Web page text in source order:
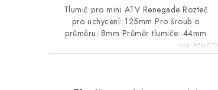
Tlumič pro mini ATV Renegade Rozteč
pro uchycení: 125mm Pro šroub o
průměru: 8mm Průměr tlumiče: 44mm
Kód: RENE-T2